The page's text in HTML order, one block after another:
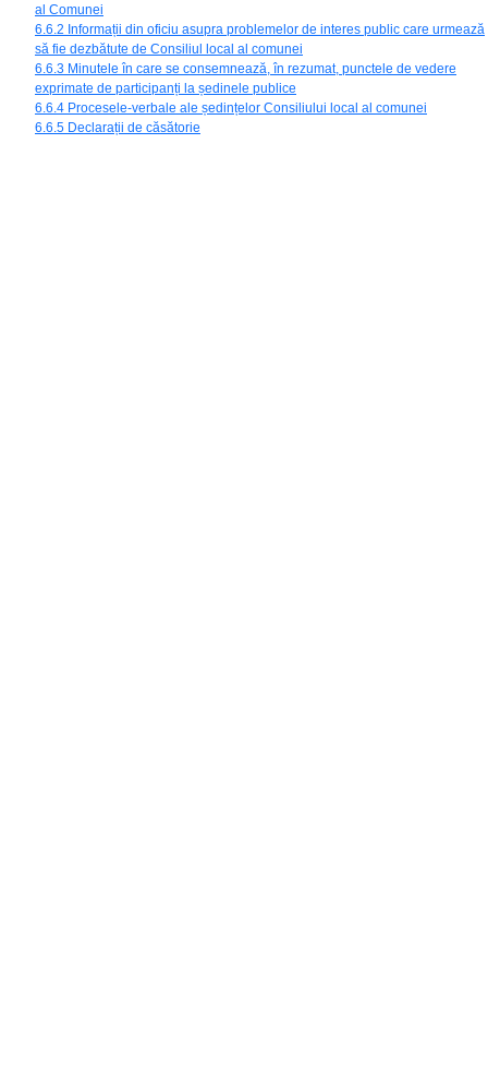
al Comunei
6.6.2 Informații din oficiu asupra problemelor de interes public care urmează
să fie dezbătute de Consiliul local al comunei
6.6.3 Minutele în care se consemnează, în rezumat, punctele de vedere
exprimate de participanți la ședinele publice
6.6.4 Procesele-verbale ale ședințelor Consiliului local al comunei
6.6.5 Declarații de căsătorie